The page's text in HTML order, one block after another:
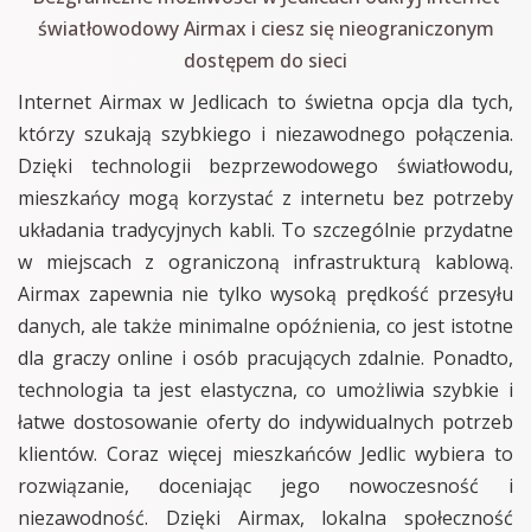
światłowodowy Airmax i ciesz się nieograniczonym
dostępem do sieci
Internet Airmax w Jedlicach to świetna opcja dla tych,
którzy szukają szybkiego i niezawodnego połączenia.
Dzięki technologii bezprzewodowego światłowodu,
mieszkańcy mogą korzystać z internetu bez potrzeby
układania tradycyjnych kabli. To szczególnie przydatne
w miejscach z ograniczoną infrastrukturą kablową.
Airmax zapewnia nie tylko wysoką prędkość przesyłu
danych, ale także minimalne opóźnienia, co jest istotne
dla graczy online i osób pracujących zdalnie. Ponadto,
technologia ta jest elastyczna, co umożliwia szybkie i
łatwe dostosowanie oferty do indywidualnych potrzeb
klientów. Coraz więcej mieszkańców Jedlic wybiera to
rozwiązanie, doceniając jego nowoczesność i
niezawodność. Dzięki Airmax, lokalna społeczność